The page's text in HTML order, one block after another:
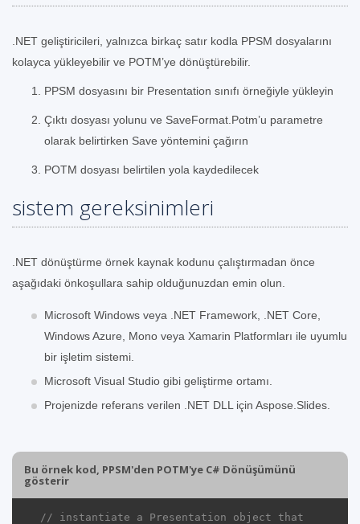
.NET geliştiricileri, yalnızca birkaç satır kodla PPSM dosyalarını
kolayca yükleyebilir ve POTM’ye dönüştürebilir.
PPSM dosyasını bir Presentation sınıfı örneğiyle yükleyin
Çıktı dosyası yolunu ve SaveFormat.Potm’u parametre
olarak belirtirken Save yöntemini çağırın
POTM dosyası belirtilen yola kaydedilecek
sistem gereksinimleri
.NET dönüştürme örnek kaynak kodunu çalıştırmadan önce
aşağıdaki önkoşullara sahip olduğunuzdan emin olun.
Microsoft Windows veya .NET Framework, .NET Core,
Windows Azure, Mono veya Xamarin Platformları ile uyumlu
bir işletim sistemi.
Microsoft Visual Studio gibi geliştirme ortamı.
Projenizde referans verilen .NET DLL için Aspose.Slides.
Bu örnek kod, PPSM'den POTM'ye C# Dönüşümünü
gösterir
// instantiate a Presentation object that